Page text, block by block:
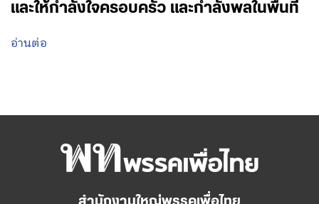
และให้กำลังใจครอบครัว และกำลังพลในพื้นที่
อ่านต่อ